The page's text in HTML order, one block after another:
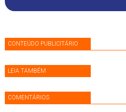
CONTEÚDO PUBLICITÁRIO
LEIA TAMBÉM
COMENTÁRIOS